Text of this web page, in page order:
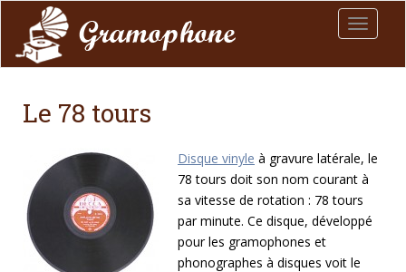
Toggle
Le 78 tours
Disque vinyle à gravure latérale, le
78 tours doit son nom courant à
sa vitesse de rotation : 78 tours
par minute. Ce disque, développé
pour les gramophones et
phonographes à disques voit le